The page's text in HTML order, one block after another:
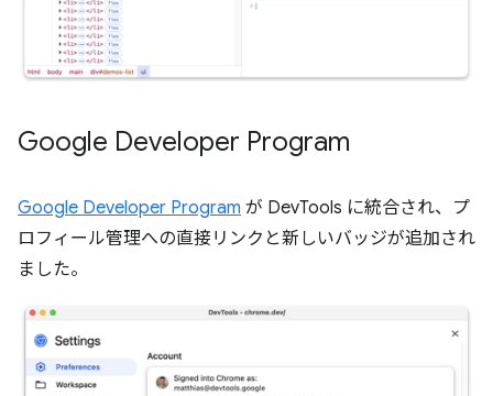
Google Developer Program
Google Developer Program が DevTools に統合され、プ
ロフィール管理への直接リンクと新しいバッジが追加され
ました。